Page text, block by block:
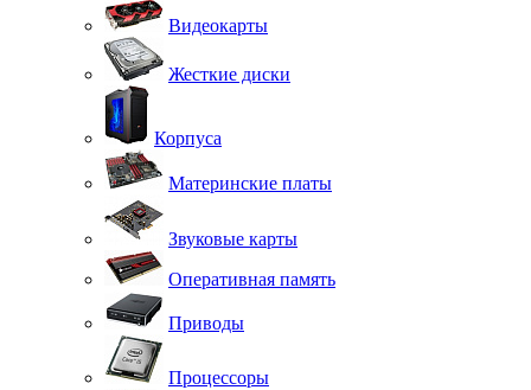
Видеокарты
Жесткие диски
Корпуса
Материнские платы
Звуковые карты
Оперативная память
Приводы
Процессоры